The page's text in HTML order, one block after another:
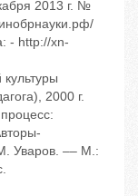
2013 г. №
- http://xn-
2000 г.
Уваров. –– М.: